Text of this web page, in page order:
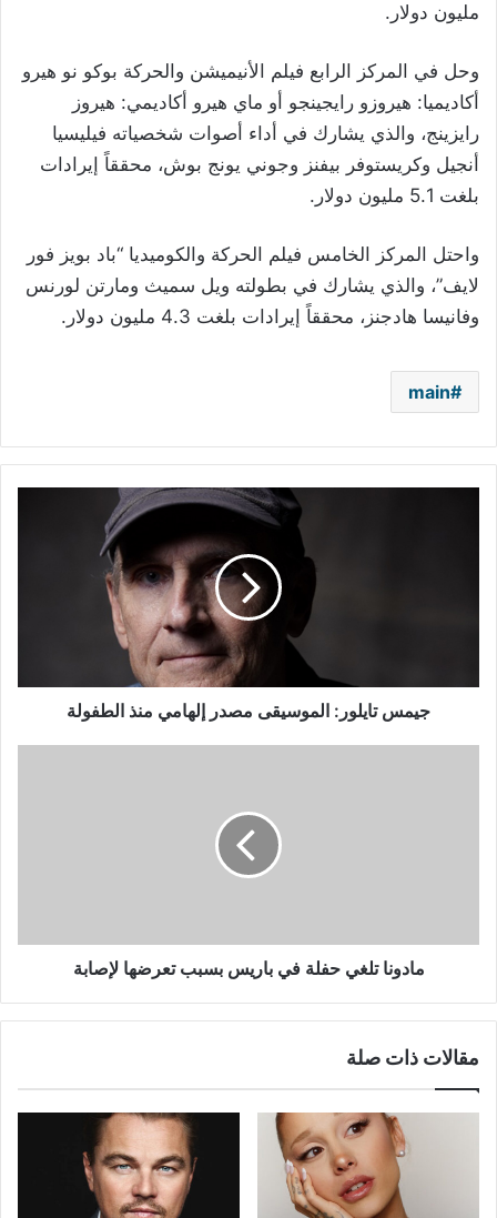
مليون دولار .
وحل في المركز الرابع فيلم الأنيميشن والحركة بوكو نو هيرو
أكاديميا: هيروزو رايجينجو أو ماي هيرو أكاديمي: هيروز
رايزينج، والذي يشارك في أداء أصوات شخصياته فيليسيا
أنجيل وكريستوفر بيفنز وجوني يونج بوش، محققاً إيرادات
بلغت 5.1 مليون دولار
.
واحتل المركز الخامس فيلم الحركة والكوميديا “باد بويز فور
لايف”، والذي يشارك في بطولته ويل سميث ومارتن لورنس
وفانيسا هادجنز، محققاً إيرادات بلغت 4.3 مليون دولار
.
main
جيمس تايلور: الموسيقى مصدر إلهامي منذ الطفولة
مادونا تلغي حفلة في باريس بسبب تعرضها لإصابة
مقالات ذات صلة